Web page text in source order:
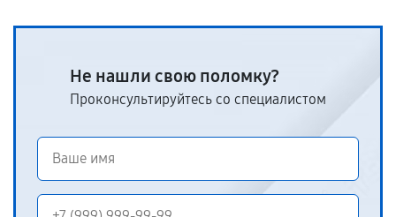
Не нашли свою поломку?
Проконсультируйтесь со специалистом